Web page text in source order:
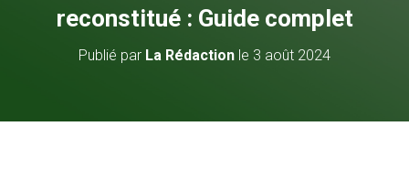
reconstitué : Guide complet
Publié par La Rédaction le 3 août 2024